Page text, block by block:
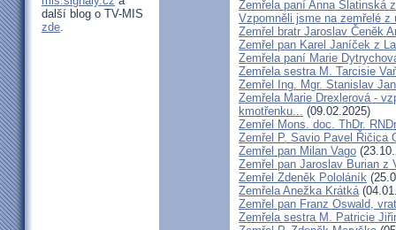
další blog o TV-MIS
zde.
Zemřela paní Anna Slatinská
Vzpomněli jsme na zemřelé
Zemřel bratr Jaroslav Čeněk
Zemřel pan Karel Janíček z
Zemřela paní Marie
Zemřela sestra M. Tarcisie
Zemřel Ing. Mgr. Stanislav
Zemřela Marie Drexlerová -
kmotřenku... (09.02.2025)
Zemřel Mons. doc. ThDr.
Zemřel P. Savio Pavel Řičica
Zemřel pan Milan Vago
Zemřel pan Jaroslav Burian z
Zemřel Zdeněk Pololáník
Zemřela Anežka Krátká
Zemřel pan Franz Oswald,
Zemřela sestra M. Patricie